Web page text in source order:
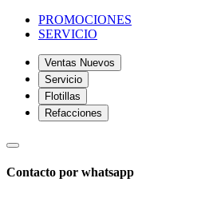
PROMOCIONES
SERVICIO
Ventas Nuevos
Servicio
Flotillas
Refacciones
Contacto por whatsapp